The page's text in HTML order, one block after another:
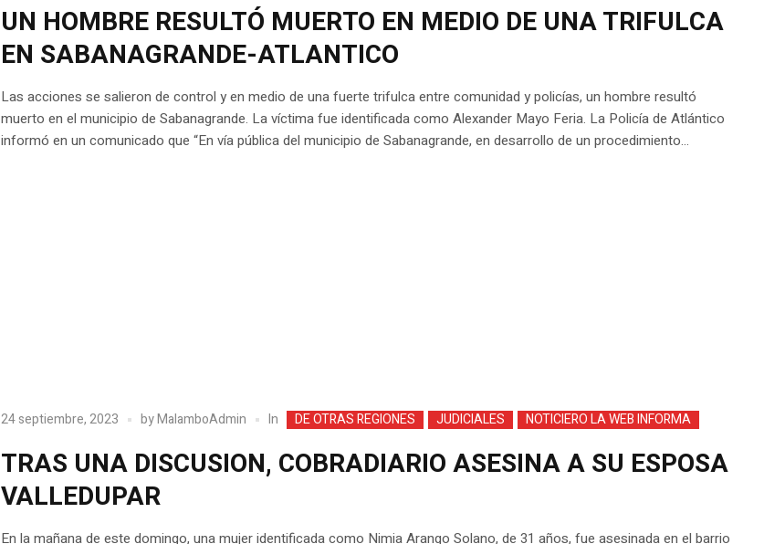
UN HOMBRE RESULTÓ MUERTO EN MEDIO DE UNA TRIFULCA
EN SABANAGRANDE-ATLANTICO
Las acciones se salieron de control y en medio de una fuerte trifulca entre comunidad y policías, un hombre resultó
muerto en el municipio de Sabanagrande. La víctima fue identificada como Alexander Mayo Feria. La Policía de Atlántico
informó en un comunicado que “En vía pública del municipio de Sabanagrande, en desarrollo de un procedimiento...
24 septiembre, 2023 byMalamboAdmin In DE OTRAS REGIONES JUDICIALES NOTICIERO LA WEB INFORMA
TRAS UNA DISCUSION, COBRADIARIO ASESINA A SU ESPOSA
VALLEDUPAR
En la mañana de este domingo, una mujer identificada como Nimia Arango Solano, de 31 años, fue asesinada en el barrio